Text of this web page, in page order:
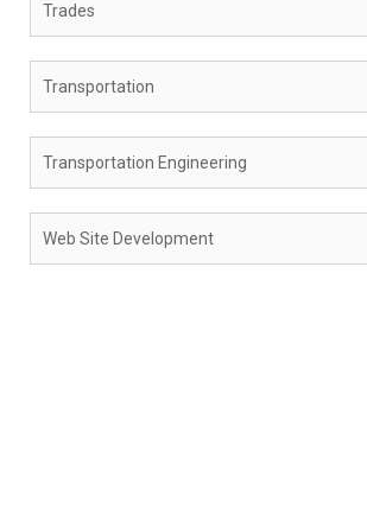
Trades
Transportation
Transportation Engineering
Web Site Development